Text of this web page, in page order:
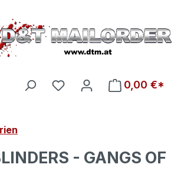
Du hast 0 Produkte auf
0,00 €*
- GANGS OF